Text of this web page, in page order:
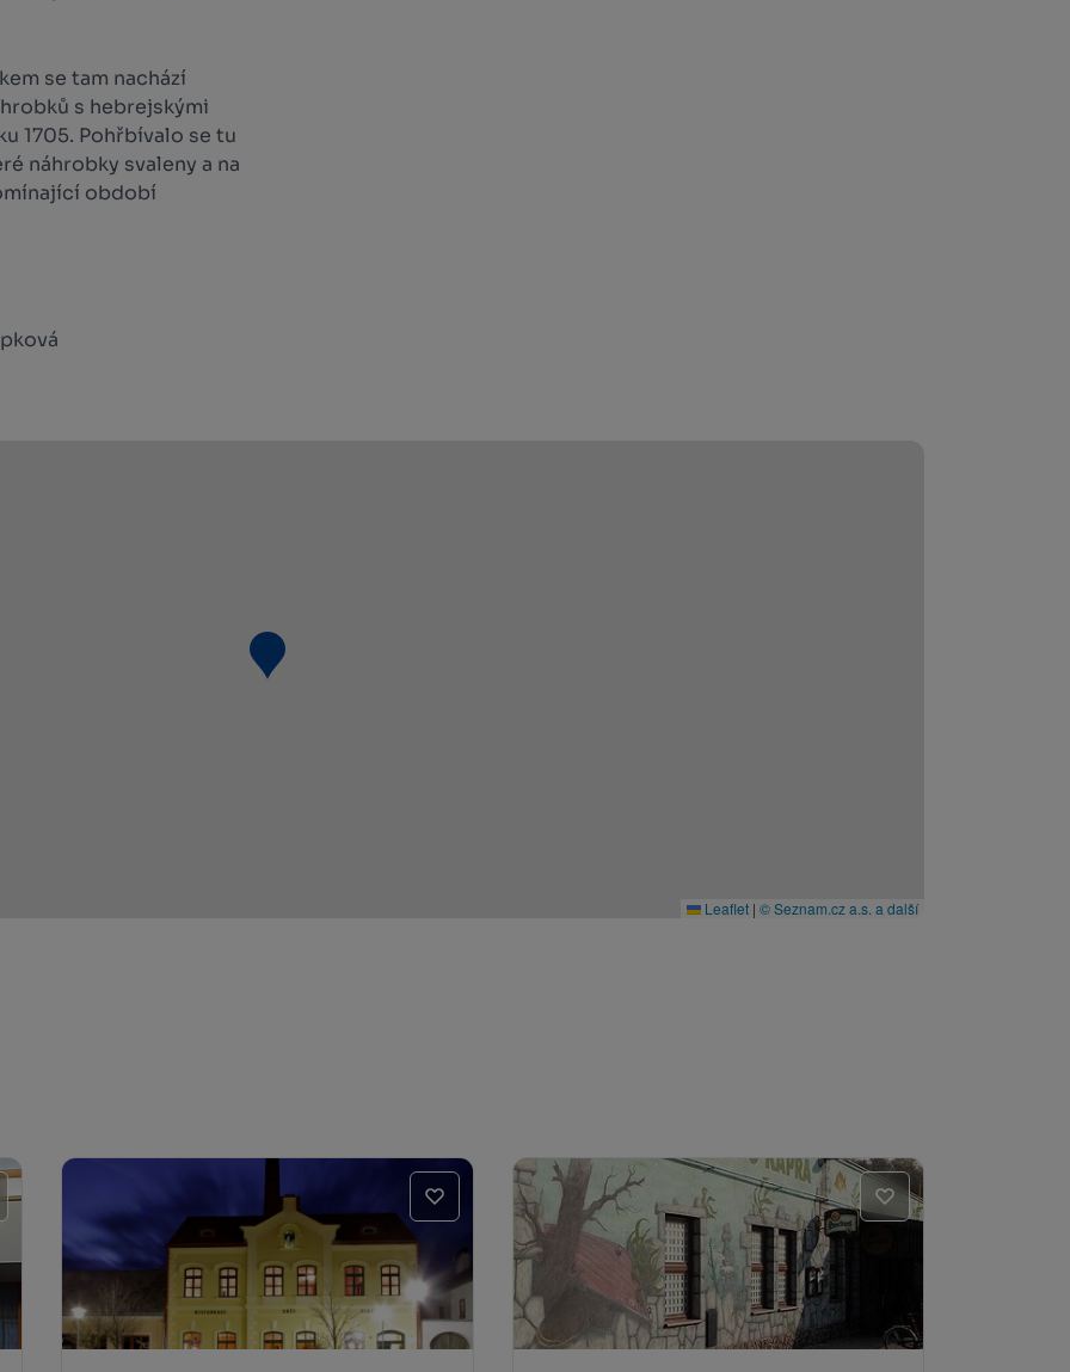
se tam nachází
s hebrejskými
1705. Pohřbívalo se tu
náhrobky svaleny a na
období
Leaflet | © Seznam.cz a.s. a další